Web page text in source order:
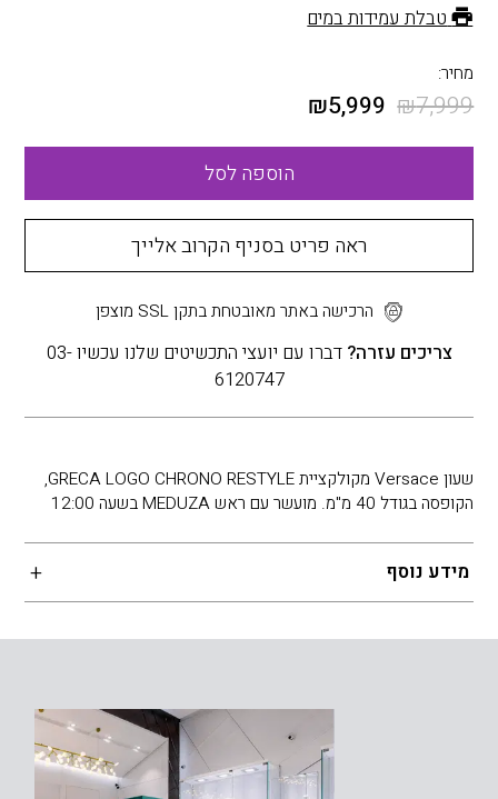
טבלת עמידות במים
מחיר:
₪7,999
₪5,999
הוספה לסל
ראה פריט בסניף הקרוב אלייך
הרכישה באתר מאובטחת בתקן SSL מוצפן
צריכים עזרה?
דברו עם יועצי התכשיטים שלנו עכשיו 03-
6120747
שעון Versace מקולקציית GRECA LOGO CHRONO RESTYLE,
הקופסה בגודל 40 מ"מ. מועשר עם ראש MEDUZA בשעה 12:00
מידע נוסף